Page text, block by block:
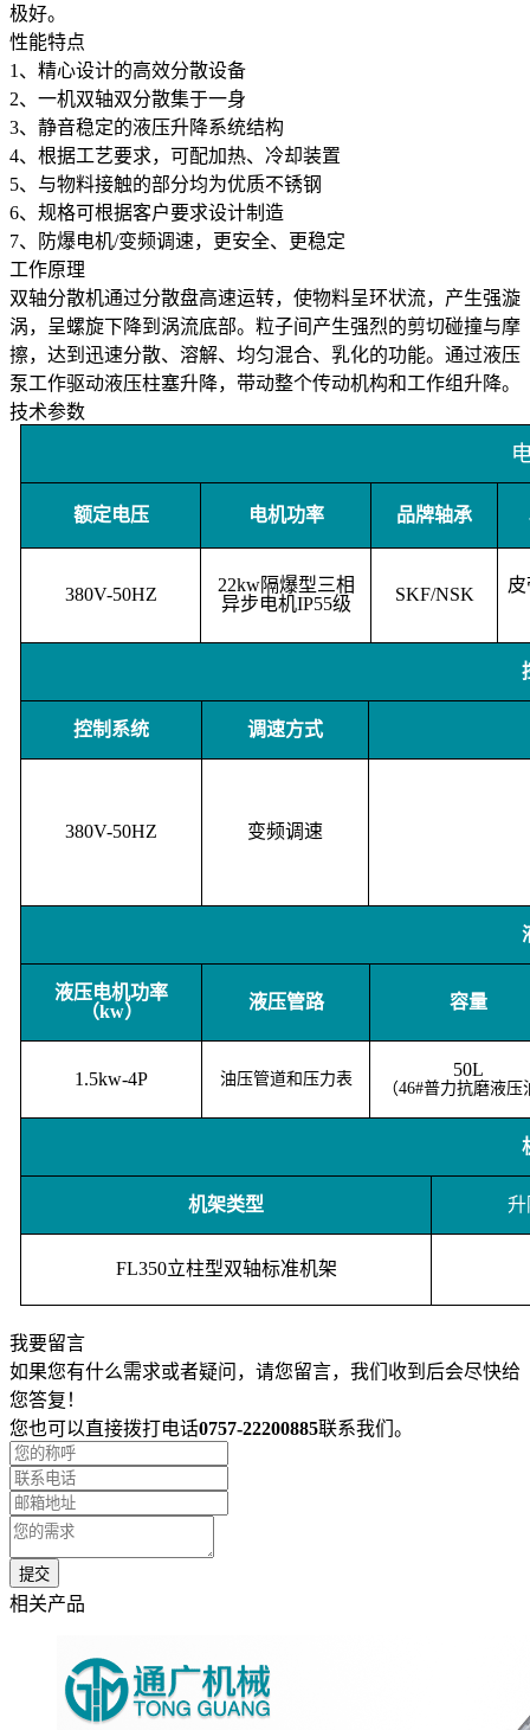
极好。
性能特点
1、精心设计的高效分散设备
2、一机双轴双分散集于一身
3、静音稳定的液压升降系统结构
4、根据工艺要求，可配加热、冷却装置
5、与物料接触的部分均为优质不锈钢
6、规格可根据客户要求设计制造
7、防爆电机/变频调速，更安全、更稳定
工作原理
双轴分散机通过分散盘高速运转，使物料呈环状流，产生强漩
涡，呈螺旋下降到涡流底部。粒子间产生强烈的剪切碰撞与摩
擦，达到迅速分散、溶解、均匀混合、乳化的功能。通过液压
泵工作驱动液压柱塞升降，带动整个传动机构和工作组升降。
技术参数
额定电压 电机功率 品牌轴承
380V-50HZ
22kw隔爆型三相
异步电机IP55级
SKF/NSK
控制系统 调速方式
380V-50HZ 变频调速
液压电机功率
（kw）
液压管路 容量
1.5kw-4P 油压管道和压力表 50L
（46#普力抗磨液压
机架类型 升
FL350立柱型双轴标准机架
我要留言
如果您有什么需求或者疑问，请您留言，我们收到后会尽快给
您答复！
您也可以直接拨打电话0757-22200885联系我们。
相关产品